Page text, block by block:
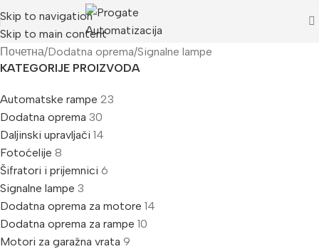
Skip to navigation
Skip to main content
Почетна Dodatna oprema Signalne lampe
KATEGORIJE PROIZVODA
Automatske rampe 23
Dodatna oprema 30
Daljinski upravljači 14
Fotoćelije 8
Šifratori i prijemnici 6
Signalne lampe 3
Dodatna oprema za motore 14
Dodatna oprema za rampe 10
Motori za garažna vrata 9